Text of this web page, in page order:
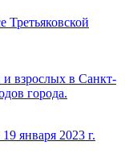
и взрослых в Санкт-
города.
января 2023 г.